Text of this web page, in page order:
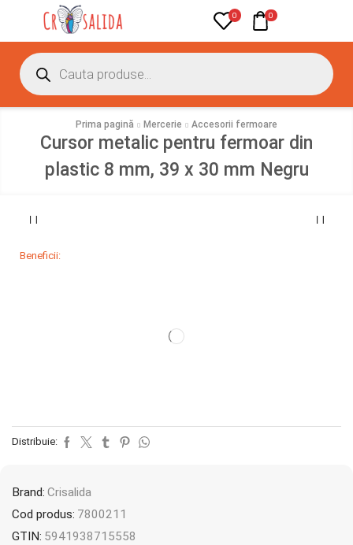
0 0
Prima pagină Mercerie Accesorii fermoare
Cursor metalic pentru fermoar din
plastic 8 mm, 39 x 30 mm Negru
Beneficii:
Distribuie:
Brand: Crisalida
Cod produs: 7800211
GTIN: 5941938715558